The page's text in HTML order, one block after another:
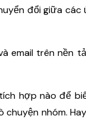
đổi giữa các
email trên nền
hợp nào để
nhóm.